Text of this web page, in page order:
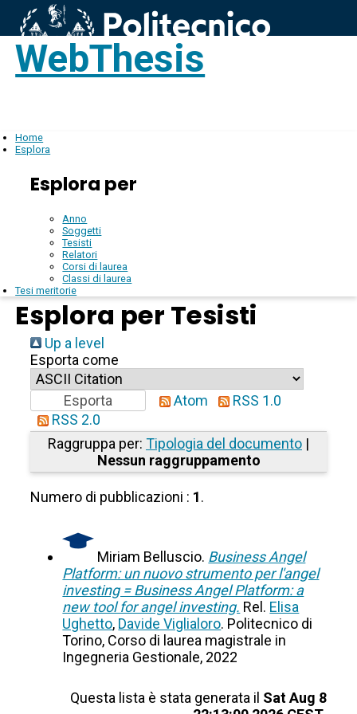
WebThesis
Home
Esplora
Esplora per
Anno
Soggetti
Tesisti
Relatori
Corsi di laurea
Classi di laurea
Tesi meritorie
Esplora per Tesisti
Up a level
Esporta come
Atom
RSS 1.0
RSS 2.0
Raggruppa per: Tipologia del documento |
Nessun raggruppamento
Numero di pubblicazioni : 1.
Miriam Belluscio. Business Angel
Platform: un nuovo strumento per l'angel
investing = Business Angel Platform: a
new tool for angel investing. Rel. Elisa
Ughetto, Davide Viglialoro. Politecnico di
Torino, Corso di laurea magistrale in
Ingegneria Gestionale, 2022
Questa lista è stata generata il Sat Aug 8